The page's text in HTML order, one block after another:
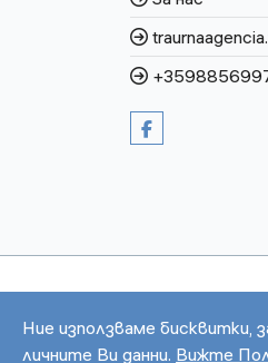
Ние използваме бисквитки,
личните Ви данни. Вижте